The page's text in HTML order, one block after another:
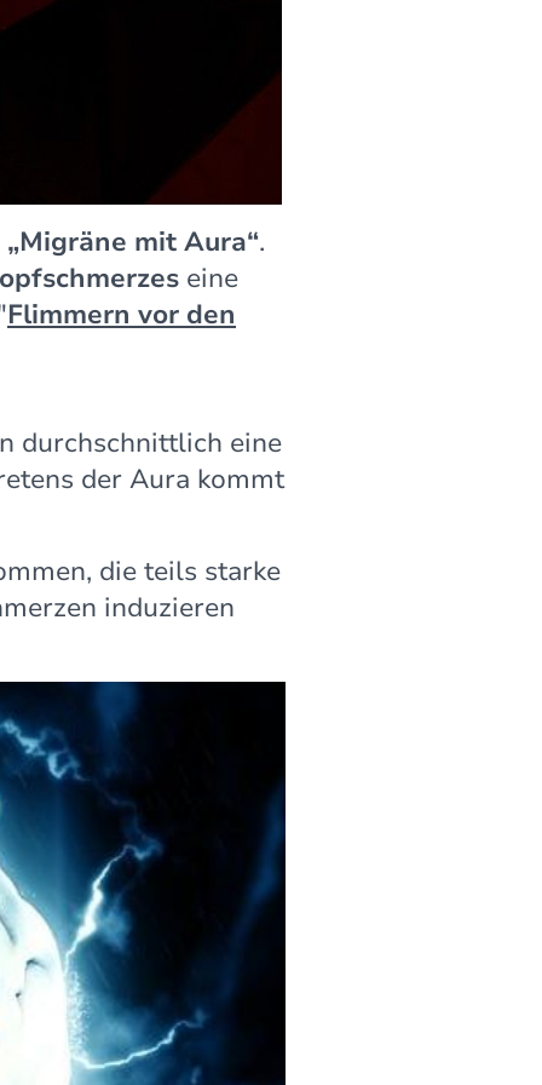
„Migräne mit Aura“.
eine
Flimmern vor den
durchschnittlich eine
der Aura kommt
die teils starke
induzieren